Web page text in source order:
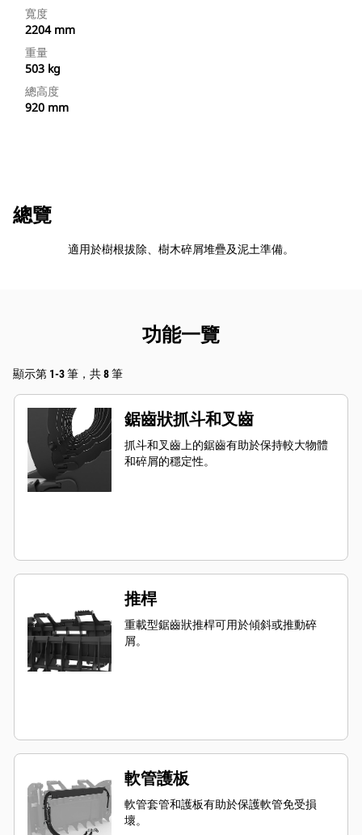
寬度
2204 mm
重量
503 kg
總高度
920 mm
總覽
適用於樹根拔除、樹木碎屑堆疊及泥土準備。
功能一覽
顯示第 1-3 筆，共 8 筆
鋸齒狀抓斗和叉齒
抓斗和叉齒上的鋸齒有助於保持較大物體
和碎屑的穩定性。
推桿
重載型鋸齒狀推桿可用於傾斜或推動碎
屑。
軟管護板
軟管套管和護板有助於保護軟管免受損
壞。